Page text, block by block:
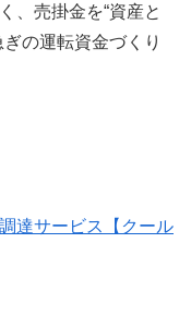
、売掛金を“資産と
の運転資金づくり
達サービス【クール